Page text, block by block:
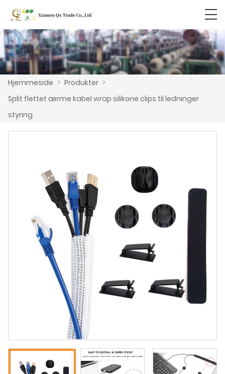
Hjemmeside > Produkter >
Split flettet ærme kabel wrap silikone clips til ledninger
styring